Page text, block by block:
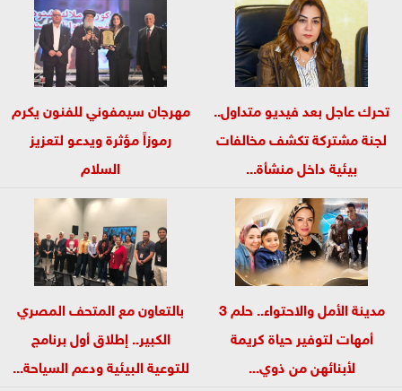
تحرك عاجل بعد فيديو متداول..
لجنة مشتركة تكشف مخالفات
بيئية داخل منشأة...
مهرجان سيمفوني للفنون يكرم
رموزاً مؤثرة ويدعو لتعزيز
السلام
مدينة الأمل والاحتواء.. حلم 3
أمهات لتوفير حياة كريمة
لأبنائهن من ذوي...
بالتعاون مع المتحف المصري
الكبير.. إطلاق أول برنامج
للتوعية البيئية ودعم السياحة...